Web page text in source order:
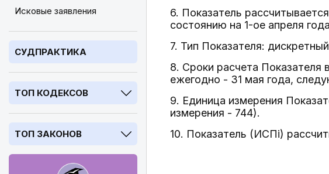
Исковые заявления
СУДПРАКТИКА
ТОП КОДЕКСОВ
ТОП ЗАКОНОВ
6. Показатель
состоянию на 1-ое апреля
7. Тип Показателя:
8. Сроки расчета
ежегодно - 31 мая года,
9. Единица измерения
измерения - 744).
10. Показатель (ИСПi)